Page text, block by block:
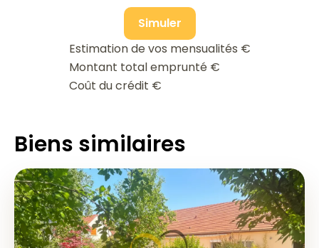
Simuler
Estimation de vos mensualités €
Montant total emprunté €
Coût du crédit €
Biens similaires